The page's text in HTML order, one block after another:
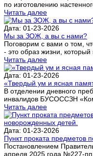
по изготовлению
Читать далее
Дата: 01-23-2026
Мы за ЗОЖ, а вы с нами?
Поговорим с вами о том,
- это образ жизни, который
Читать далее
Дата: 01-23-2026
«Твердый ум и ясная
В отделении дневного
инвалидов БУСОССЗН
Читать далее
Дата: 01-23-2026
Пункт проката предметов
Постановлением
апреля 2025 года №227-пп